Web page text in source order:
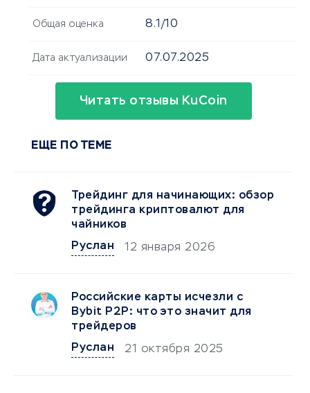
Общая оценка 8.1/10
Дата актуализации 07.07.2025
Читать отзывы KuCoin
ЕЩЕ ПО ТЕМЕ
Трейдинг для начинающих: обзор
трейдинга криптовалют для
чайников
Руслан
12 января 2026
Российские карты исчезли с
Bybit P2P: что это значит для
трейдеров
Руслан
21 октября 2025